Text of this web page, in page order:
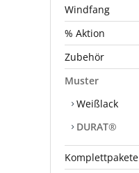
Windfang
% Aktion
Zubehör
Muster
Weißlack
DURAT®
Komplettpakete